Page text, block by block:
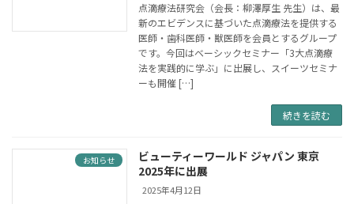
点滴療法研究会（会長：柳澤厚生 先生）は、最
新のエビデンスに基づいた点滴療法を提供する
医師・歯科医師・獣医師を会員とするグループ
です。今回はベーシックセミナー「3大点滴療
法を実践的に学ぶ」に出展し、スイーツセミナ
ーも開催 […]
続きを読む
お知らせ
ビューティーワールド ジャパン 東京
2025年に出展
2025年4月12日